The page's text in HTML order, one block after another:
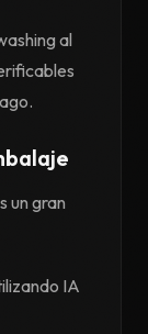
al
un gran
IA